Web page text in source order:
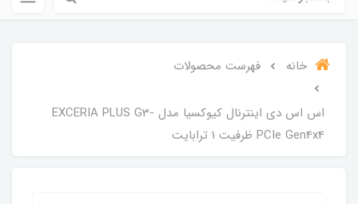
خانه فهرست محصولات
اس اس دی اینترنال کیوکسیا مدل EXCERIA PLUS G3-
PCIe Gen4x4 ظرفیت 1 ترابایت